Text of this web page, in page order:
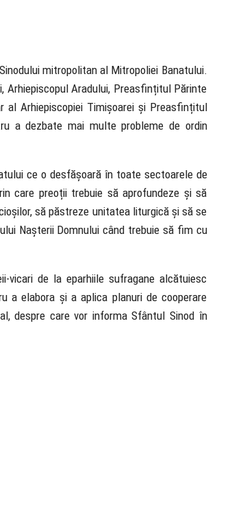
mitropolitan al Mitropoliei Banatului.
Aradului, Preasfințitul Părinte
al Arhiepiscopiei Timișoarei și Preasfințitul
a dezbate mai multe probleme de ordin
ce o desfășoară în toate sectoarele de
care preoții trebuie să aprofundeze și să
să păstreze unitatea liturgică și să se
Nașterii Domnului când trebuie să fim cu
vicari de la eparhiile sufragane alcătuiesc
a elabora și a aplica planuri de cooperare
despre care vor informa Sfântul Sinod în